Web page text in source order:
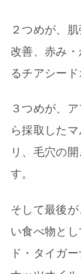
２つめが、
改善、赤み
るチアシード
３つめが、
ら採取した
リ、毛穴の
す。
そして最後
い食べ物と
ド・タイガ